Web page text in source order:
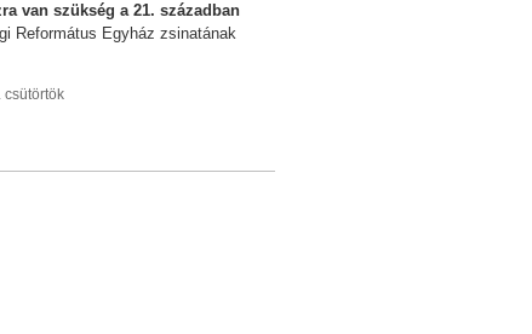
van szükség a 21. században
Református Egyház zsinatának
csütörtök